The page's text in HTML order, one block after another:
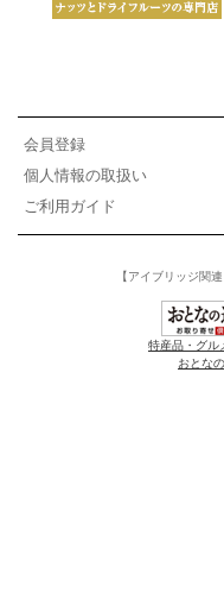
会員登録
個人情報の取扱い
ご利用ガイド
【アイブリッジ関
特産品・グル
おとな